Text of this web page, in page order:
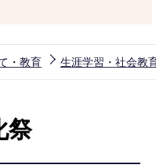
・教育 生涯学習・社会教
祭